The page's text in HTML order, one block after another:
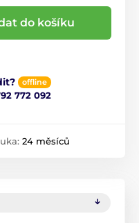
do košíku
offline
772 092
24 měsíců